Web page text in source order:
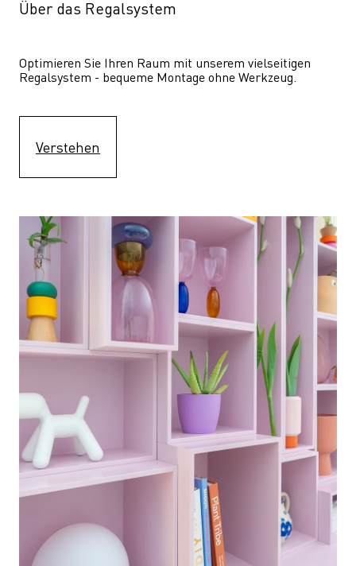
Über das Regalsystem
Optimieren Sie Ihren Raum mit unserem vielseitigen
Regalsystem - bequeme Montage ohne Werkzeug.
Verstehen